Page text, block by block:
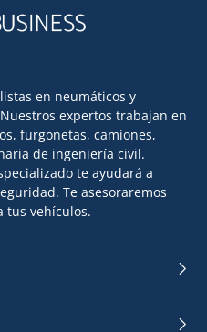
en neumáticos y
expertos trabajan en
furgonetas, camiones,
de ingeniería civil.
te ayudará a
Te asesoraremos
tus vehículos.